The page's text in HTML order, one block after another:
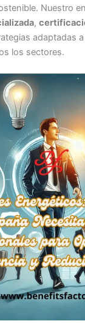
Nuestro
,
adaptadas
los sectores.